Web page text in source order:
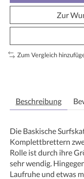
Zur
Zum Vergleich
Beschreibung
Die Baskische
Komplettbrettern
Rolle ist durch ihre
sehr wendig.
Laufruhe und etwas